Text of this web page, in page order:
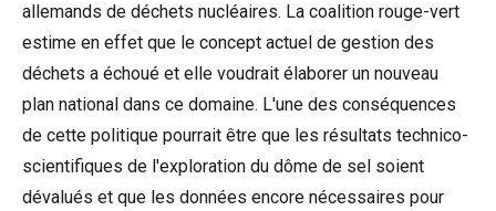
allemands de déchets nucléaires. La coalition rouge-vert
estime en effet que le concept actuel de gestion des
déchets a échoué et elle voudrait élaborer un nouveau
plan national dans ce domaine. L'une des conséquences
de cette politique pourrait être que les résultats technico-
scientifiques de l'exploration du dôme de sel soient
dévalués et que les données encore nécessaires pour